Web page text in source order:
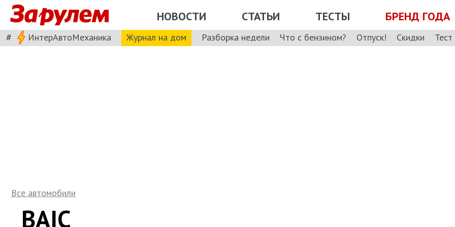
НОВОСТИ СТАТЬИ ТЕСТЫ БРЕНД ГОДА
# ИнтерАвтоМеханика Журнал на дом Разборка недели Что с бензином? Отпуск! Скидки
Все автомобили
BAIC